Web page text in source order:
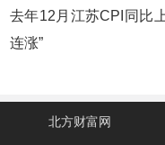
去年12月江苏CPI同比
连涨”
北方财富网